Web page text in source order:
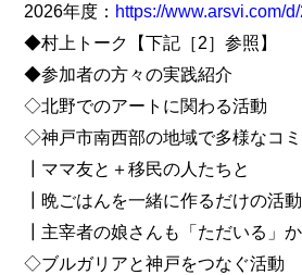
2026年度： https://www.arsvi.com/
◆村上トーク【下記［2］参照】
◆参加者の方々の実践紹介
◇北野でのアートに関わる活動
◇神戸市南西部の地域で多様なコ
┃ママ友と＋移民の人たちと
┃晩ごはんを一緒に作るだけの活
┃主宰者の娘さんも「ただいる」
◇ブルガリアと神戸をつなぐ活動